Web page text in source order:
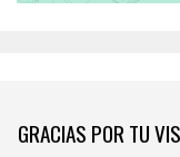
GRACIAS POR TU